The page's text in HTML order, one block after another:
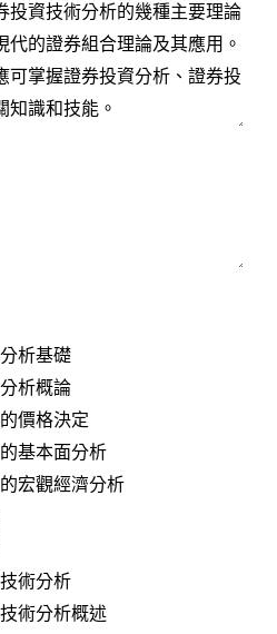
析基礎
析概論
價格決定
基本面分析
宏觀經濟分析
術分析
術分析概述